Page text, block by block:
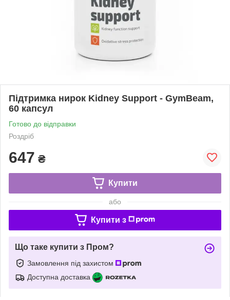
Підтримка нирок Kidney Support - GymBeam,
60 капсул
Готово до відправки
Роздріб
647 ₴
Купити
або
Купити з
Що таке купити з Пром?
Замовлення під захистом
Доступна доставка